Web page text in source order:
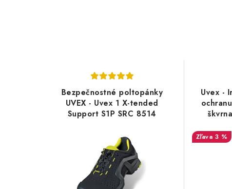
Bezpečnostné poltopánky
UVEX - Uvex 1 X-tended
Support S1P SRC 8514
Uvex -
3 %